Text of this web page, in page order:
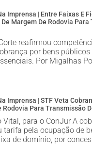
Imprensa | Entre Faixas E
De Margem De Rodovia Para
reafirmou
por bens
Por Migalhas
Imprensa | STF Veta
Rodovia Para Transmissão
Vital, para o ConJur A
tarifa pela ocupação de
de domínio, por